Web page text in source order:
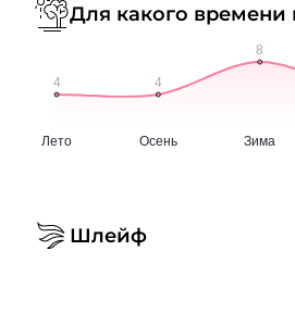
Для какого времени
Шлейф